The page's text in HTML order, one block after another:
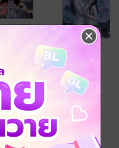
ล
฿ 80
฿ 144
ดูทั้งหมด
วัน